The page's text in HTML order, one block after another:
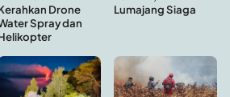
Drone
Spray dan
Lumajang Siaga